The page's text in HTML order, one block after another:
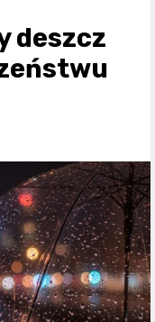
deszcz